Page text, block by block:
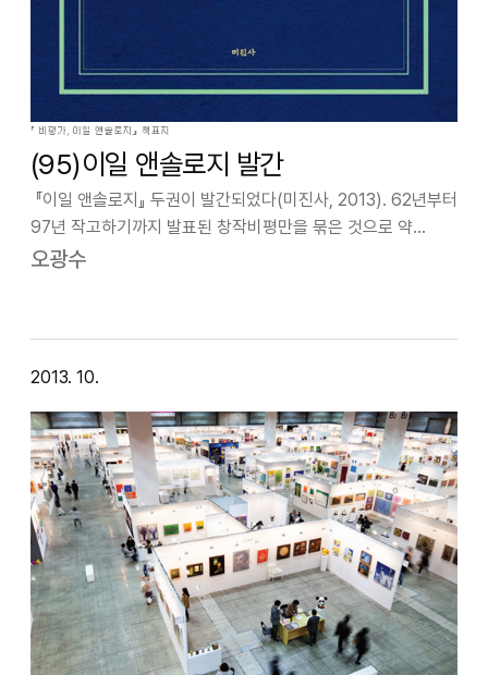
(95)이일 앤솔로지 발간
『이일 앤솔로지』 두권이 발간되었다(미진사, 2013). 62년부터
97년 작고하기까지 발표된 창작비평만을 묶은 것으로 약
40년에 걸친 비평가로서의 이일의 활동을 총정리한 것이다.
오광수
2013. 10.